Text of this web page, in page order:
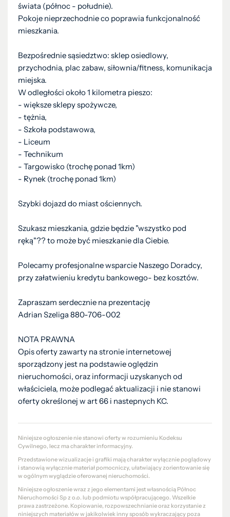
świata (północ - południe).
Pokoje nieprzechodnie co poprawia funkcjonalność
mieszkania.
Bezpośrednie sąsiedztwo: sklep osiedlowy,
przychodnia, plac zabaw, siłownia/fitness, komunikacja
miejska.
W odległości około 1 kilometra pieszo:
- większe sklepy spożywcze,
- tężnia,
- Szkoła podstawowa,
- Liceum
- Technikum
- Targowisko (trochę ponad 1km)
- Rynek (trochę ponad 1km)
Szybki dojazd do miast ościennych.
Szukasz mieszkania, gdzie będzie "wszystko pod
ręką"?? to może być mieszkanie dla Ciebie.
Polecamy profesjonalne wsparcie Naszego Doradcy,
przy załatwieniu kredytu bankowego- bez kosztów.
Zapraszam serdecznie na prezentację
Adrian Szeliga 880-706-002
NOTA PRAWNA
Opis oferty zawarty na stronie internetowej
sporządzony jest na podstawie oględzin
nieruchomości, oraz informacji uzyskanych od
właściciela, może podlegać aktualizacji i nie stanowi
oferty określonej w art 66 i nastepnych KC.
Niniejsze ogłoszenie nie stanowi oferty w rozumieniu Kodeksu
Cywilnego, lecz ma charakter informacyjny.
Przedstawione wizualizacje i grafiki mają charakter wyłącznie poglądowy
i stanowią wyłącznie materiał pomocniczy, ułatwiający zorientowanie się
w ogólnym wyglądzie oferowanej nieruchomości.
Niniejsze ogłoszenie wraz z jego elementami jest własnością Północ
Nieruchomości Sp z o.o. lub podmiotu współpracującego. Wszelkie
prawa zastrzeżone. Kopiowanie, rozpowszechnianie oraz korzystanie z
niniejszych materiałów w jakikolwiek inny sposób wykraczający poza